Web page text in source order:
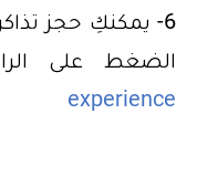
6- يمكنكِ حجز
الضغط على
experience